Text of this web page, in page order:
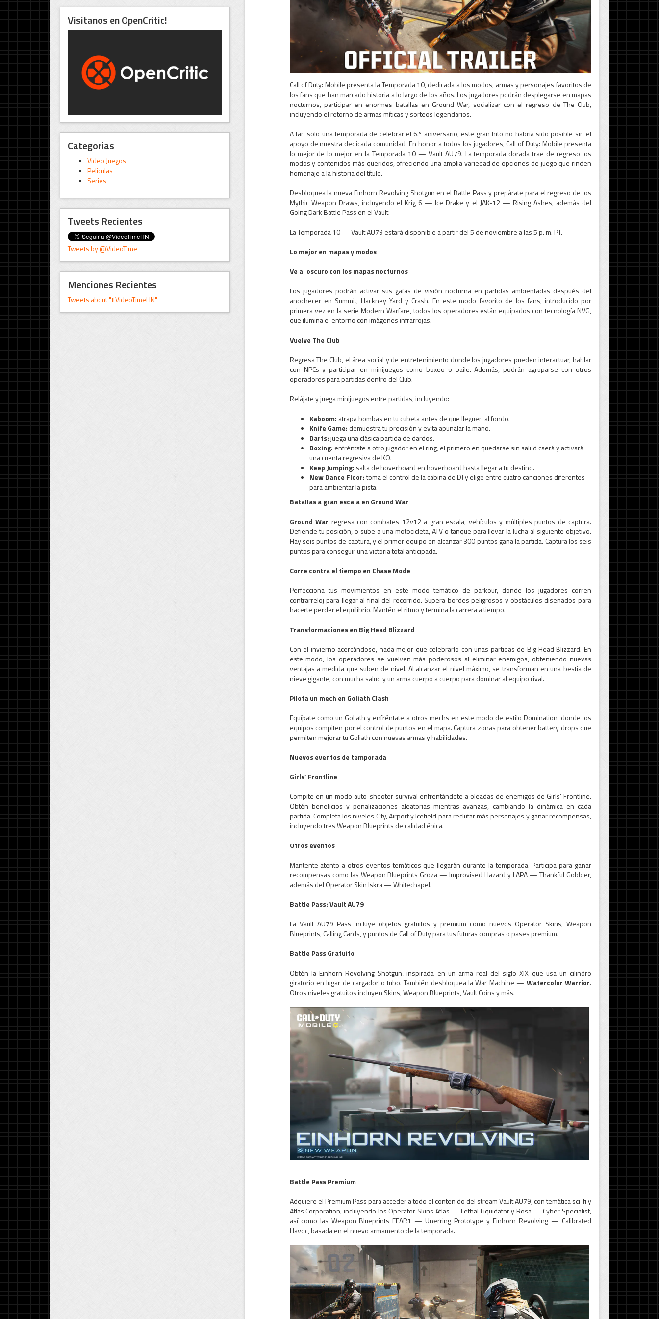
Visitanos en OpenCritic!
Categorias
Video Juegos
Peliculas
Series
Tweets Recientes
Tweets by @VideoTime
Menciones Recientes
Tweets about "#VideoTimeHN"
Call of Duty: Mobile presenta la Temporada 10, dedicada a los modos, armas y personajes favoritos de
los fans que han marcado historia a lo largo de los años. Los jugadores podrán desplegarse en mapas
nocturnos, participar en enormes batallas en Ground War, socializar con el regreso de The Club,
incluyendo el retorno de armas míticas y sorteos legendarios.
A tan solo una temporada de celebrar el 6.º aniversario, este gran hito no habría sido posible sin el
apoyo de nuestra dedicada comunidad. En honor a todos los jugadores, Call of Duty: Mobile presenta
lo mejor de lo mejor en la Temporada 10 — Vault AU79. La temporada dorada trae de regreso los
modos y contenidos más queridos, ofreciendo una amplia variedad de opciones de juego que rinden
homenaje a la historia del título.
Desbloquea la nueva Einhorn Revolving Shotgun en el Battle Pass y prepárate para el regreso de los
Mythic Weapon Draws, incluyendo el Krig 6 — Ice Drake y el JAK-12 — Rising Ashes, además del
Going Dark Battle Pass en el Vault.
La Temporada 10 — Vault AU79 estará disponible a partir del 5 de noviembre a las 5 p. m. PT.
Lo mejor en mapas y modos
Ve al oscuro con los mapas nocturnos
Los jugadores podrán activar sus gafas de visión nocturna en partidas ambientadas después del
anochecer en Summit, Hackney Yard y Crash. En este modo favorito de los fans, introducido por
primera vez en la serie Modern Warfare, todos los operadores están equipados con tecnología NVG,
que ilumina el entorno con imágenes infrarrojas.
Vuelve The Club
Regresa The Club, el área social y de entretenimiento donde los jugadores pueden interactuar, hablar
con NPCs y participar en minijuegos como boxeo o baile. Además, podrán agruparse con otros
operadores para partidas dentro del Club.
Relájate y juega minijuegos entre partidas, incluyendo:
Kaboom: atrapa bombas en tu cubeta antes de que lleguen al fondo.
Knife Game: demuestra tu precisión y evita apuñalar la mano.
Darts:juega una clásica partida de dardos.
Boxing: enfréntate a otro jugador en el ring; el primero en quedarse sin salud caerá y activará
una cuenta regresiva de KO.
Keep Jumping: salta de hoverboard en hoverboard hasta llegar a tu destino.
New Dance Floor:toma el control de la cabina de DJ y elige entre cuatro canciones diferentes
para ambientar la pista.
Batallas a gran escala en Ground War
Ground War regresa con combates 12v12 a gran escala, vehículos y múltiples puntos de captura.
Defiende tu posición, o sube a una motocicleta, ATV o tanque para llevar la lucha al siguiente objetivo.
Hay seis puntos de captura, y el primer equipo en alcanzar 300 puntos gana la partida. Captura los seis
puntos para conseguir una victoria total anticipada.
Corre contra el tiempo en Chase Mode
Perfecciona tus movimientos en este modo temático de parkour, donde los jugadores corren
contrarreloj para llegar al final del recorrido. Supera bordes peligrosos y obstáculos diseñados para
hacerte perder el equilibrio. Mantén el ritmo y termina la carrera a tiempo.
Transformaciones en Big Head Blizzard
Con el invierno acercándose, nada mejor que celebrarlo con unas partidas de Big Head Blizzard. En
este modo, los operadores se vuelven más poderosos al eliminar enemigos, obteniendo nuevas
ventajas a medida que suben de nivel. Al alcanzar el nivel máximo, se transforman en una bestia de
nieve gigante, con mucha salud y un arma cuerpo a cuerpo para dominar al equipo rival.
Pilota un mech en Goliath Clash
Equípate como un Goliath y enfréntate a otros mechs en este modo de estilo Domination, donde los
equipos compiten por el control de puntos en el mapa. Captura zonas para obtener battery drops que
permiten mejorar tu Goliath con nuevas armas y habilidades.
Nuevos eventos de temporada
Girls’ Frontline
Compite en un modo auto-shooter survival enfrentándote a oleadas de enemigos de Girls’ Frontline.
Obtén beneficios y penalizaciones aleatorias mientras avanzas, cambiando la dinámica en cada
partida. Completa los niveles City, Airport y Icefield para reclutar más personajes y ganar recompensas,
incluyendo tres Weapon Blueprints de calidad épica.
Otros eventos
Mantente atento a otros eventos temáticos que llegarán durante la temporada. Participa para ganar
recompensas como las Weapon Blueprints Groza — Improvised Hazard y LAPA — Thankful Gobbler,
además del Operator Skin Iskra — Whitechapel.
Battle Pass: Vault AU79
La Vault AU79 Pass incluye objetos gratuitos y premium como nuevos Operator Skins, Weapon
Blueprints, Calling Cards, y puntos de Call of Duty para tus futuras compras o pases premium.
Battle Pass Gratuito
Obtén la Einhorn Revolving Shotgun, inspirada en un arma real del siglo XIX que usa un cilindro
giratorio en lugar de cargador o tubo. También desbloquea la War Machine — Watercolor Warrior.
Otros niveles gratuitos incluyen Skins, Weapon Blueprints, Vault Coins y más.
Battle Pass Premium
Adquiere el Premium Pass para acceder a todo el contenido del stream Vault AU79, con temática sci-fi y
Atlas Corporation, incluyendo los Operator Skins Atlas — Lethal Liquidator y Rosa — Cyber Specialist,
así como las Weapon Blueprints FFAR1 — Unerring Prototype y Einhorn Revolving — Calibrated
Havoc, basada en el nuevo armamento de la temporada.